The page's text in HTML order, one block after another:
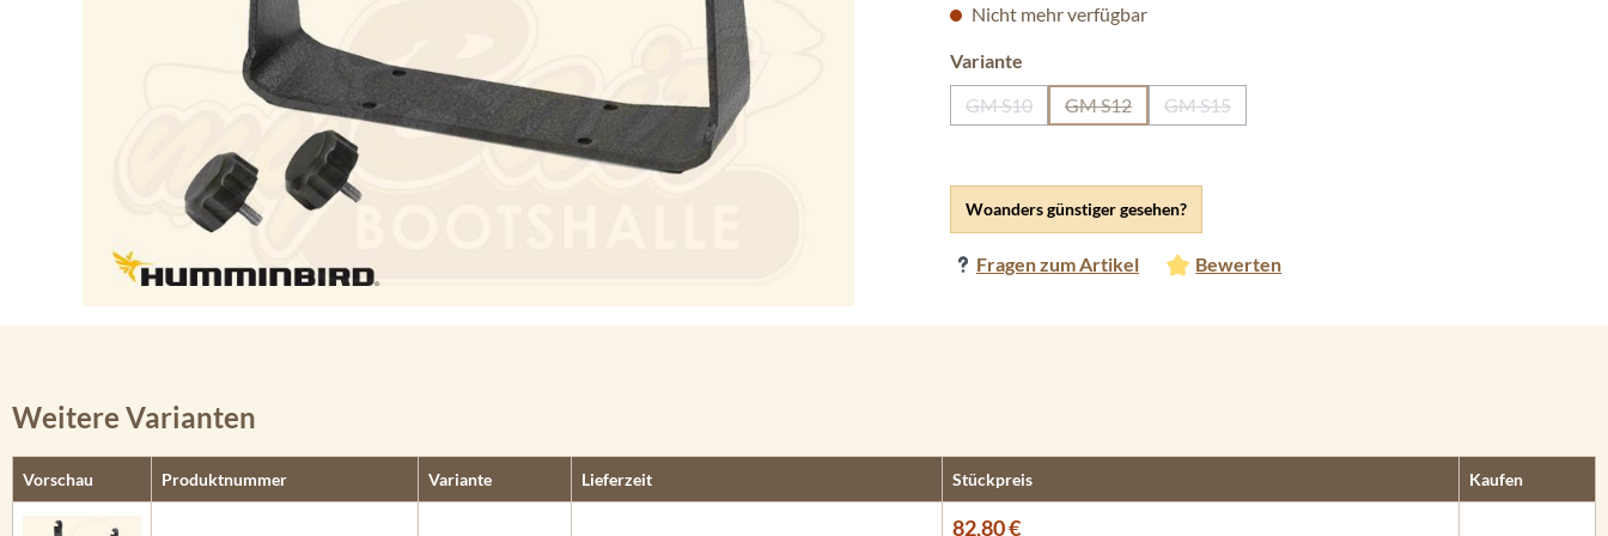
Woanders günstiger gesehen?
Fragen zum Artikel Bewerten
Nicht mehr verfügbar
Variante
GM S10
(Diese Option ist zurzeit nicht verfügbar.)
GM S12
(Diese Option ist zurzeit nicht verfügbar.)
GM S15
(Diese Option ist zurzeit nicht verfügbar.)
Weitere Varianten
Vorschau Produktnummer Variante Lieferzeit Stückpreis Kaufen
82,80 €